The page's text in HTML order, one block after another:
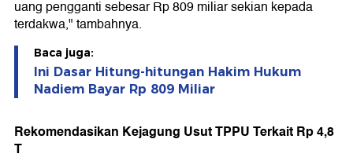
uang pengganti sebesar Rp 809 miliar sekian kepada
terdakwa," tambahnya.
Baca juga:
Ini Dasar Hitung-hitungan Hakim Hukum
Nadiem Bayar Rp 809 Miliar
Rekomendasikan Kejagung Usut TPPU Terkait Rp 4,8
T